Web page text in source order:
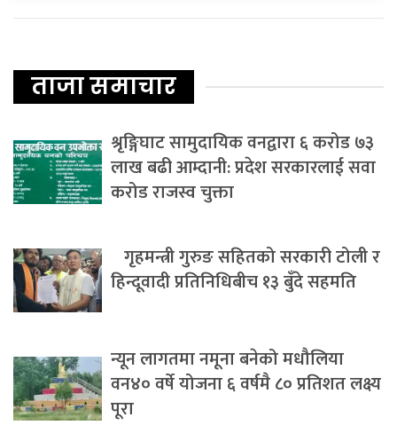
ताजा समाचार
श्रृङ्गिघाट सामुदायिक वनद्वारा ६ करोड ७३
लाख बढी आम्दानी: प्रदेश सरकारलाई सवा
करोड राजस्व चुक्ता
गृहमन्त्री गुरुङ सहितको सरकारी टोली र
हिन्दूवादी प्रतिनिधिबीच १३ बुँदे सहमति
न्यून लागतमा नमूना बनेको मधौलिया
वन४० वर्षे योजना ६ वर्षमै ८० प्रतिशत लक्ष्य
पूरा